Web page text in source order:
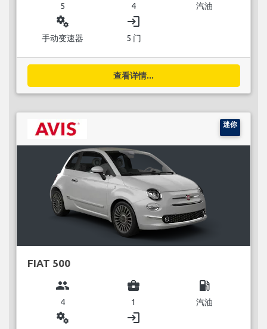
5 4 汽油
miscellaneous_services
手动变速器
login
5 门
查看详情...
迷你
FIAT 500
group
4
business_center
1
local_gas_station
汽油
miscellaneous_services login